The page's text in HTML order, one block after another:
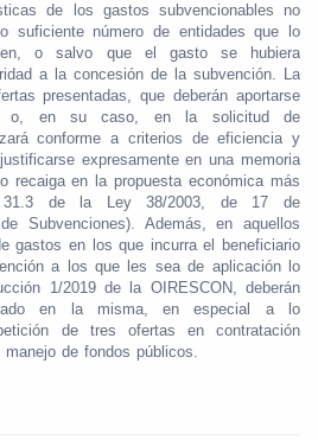
de los gastos subvencionables no
suficiente número de entidades que lo
o salvo que el gasto se hubiera
a la concesión de la subvención. La
presentadas, que deberán aportarse
o, en su caso, en la solicitud de
conforme a criterios de eficiencia y
expresamente en una memoria
recaiga en la propuesta económica más
31.3 de la Ley 38/2003, de 17 de
Subvenciones). Además, en aquellos
gastos en los que incurra el beneficiario
a los que les sea de aplicación lo
1/2019 de la OIRESCON, deberán
en la misma, en especial a lo
de tres ofertas en contratación
de fondos públicos.